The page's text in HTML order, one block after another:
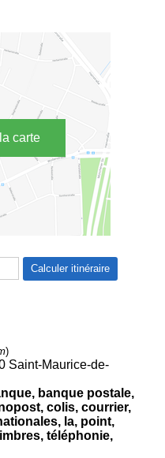
carte
)
Saint-Maurice-de-
banque postale,
colis, courrier,
la, point,
téléphonie,